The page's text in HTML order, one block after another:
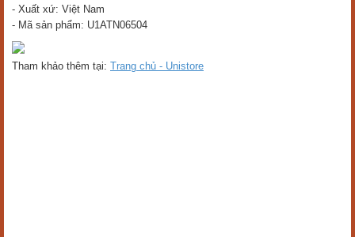
- Xuất xứ: Việt Nam
- Mã sản phẩm: U1ATN06504
Tham khảo thêm tại: Trang chủ - Unistore